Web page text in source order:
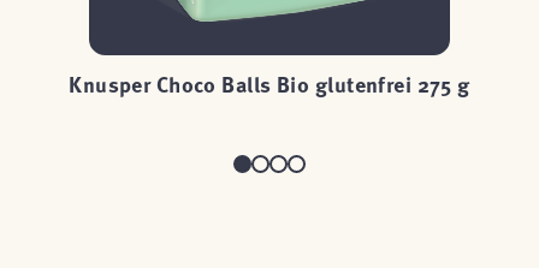
Knusper Choco Balls Bio glutenfrei 275 g